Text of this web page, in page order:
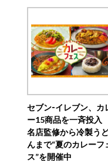
セブン‐イレブン、カ
ー15商品を一斉投入
名店監修から冷製う
んまで“夏のカレーフ
ス”を開催中